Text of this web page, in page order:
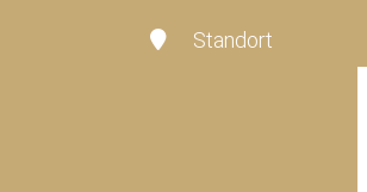
Standort